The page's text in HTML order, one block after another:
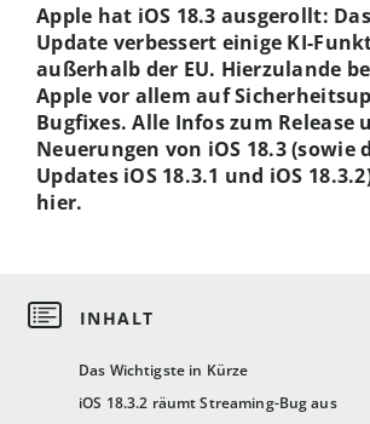
Das Wichtigste in Kürze
iOS 18.3.2 räumt Streaming-Bug aus
Apple hat iOS 18.3 ausgerollt:
Update verbessert einige KI-
außerhalb der EU. Hierzulande
Apple vor allem auf
Bugfixes. Alle Infos zum Release
Neuerungen von iOS 18.3 (sowie
Updates iOS 18.3.1 und iOS
hier.